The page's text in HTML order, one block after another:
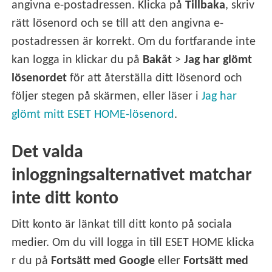
angivna e-postadressen. Klicka påTillbaka, skriv
rätt lösenord och se till att den angivna e-
postadressen är korrekt. Om du fortfarande inte
kan logga in klickar du på Bakåt >Jag har glömt
lösenordet för att återställa ditt lösenord och
följer stegen på skärmen, eller läser iJag har
glömt mitt ESET HOME-lösenord.
Det valda
inloggningsalternativet matchar
inte ditt konto
Ditt konto är länkat till ditt konto på sociala
medier. Om du vill logga in till ESET HOME klicka
r du på Fortsätt med Google eller Fortsätt med